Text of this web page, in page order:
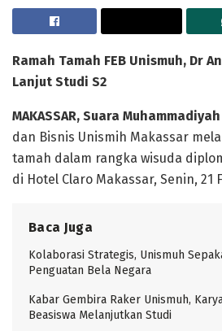
Ramah Tamah FEB Unismuh, Dr
Lanjut Studi S2
MAKASSAR, Suara Muhammadiyah
dan Bisnis Unismih Makassar
tamah dalam rangka wisuda
di Hotel Claro Makassar, Senin, 21
Baca Juga
Kolaborasi Strategis, Unismuh
Penguatan Bela Negara
Kabar Gembira Raker Unismuh,
Beasiswa Melanjutkan Studi